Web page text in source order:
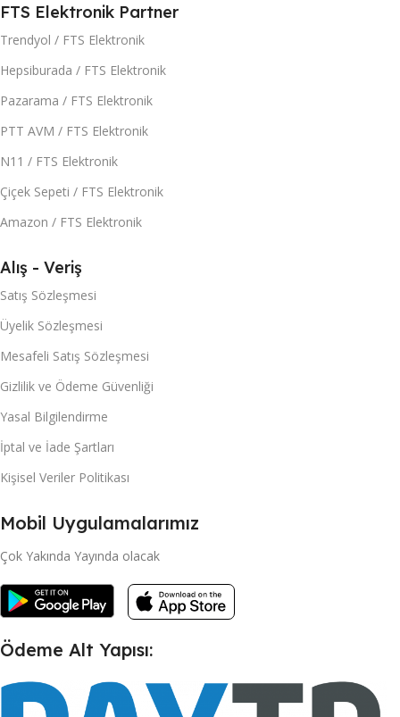
FTS Elektronik Partner
Trendyol / FTS Elektronik
Hepsiburada / FTS Elektronik
Pazarama / FTS Elektronik
PTT AVM / FTS Elektronik
N11 / FTS Elektronik
Çiçek Sepeti / FTS Elektronik
Amazon / FTS Elektronik
Alış - Veriş
Satış Sözleşmesi
Üyelik Sözleşmesi
Mesafeli Satış Sözleşmesi
Gizlilik ve Ödeme Güvenliği
Yasal Bilgilendirme
İptal ve İade Şartları
Kişisel Veriler Politikası
Mobil Uygulamalarımız
Çok Yakında Yayında olacak
Ödeme Alt Yapısı: